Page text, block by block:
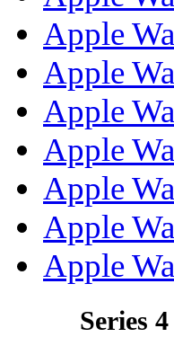
Apple
Apple
Apple
Apple
Apple
Apple
Apple
Series